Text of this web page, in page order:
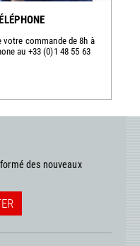
commande de 8h à
au +33 (0)1 48 55 63
des nouveaux